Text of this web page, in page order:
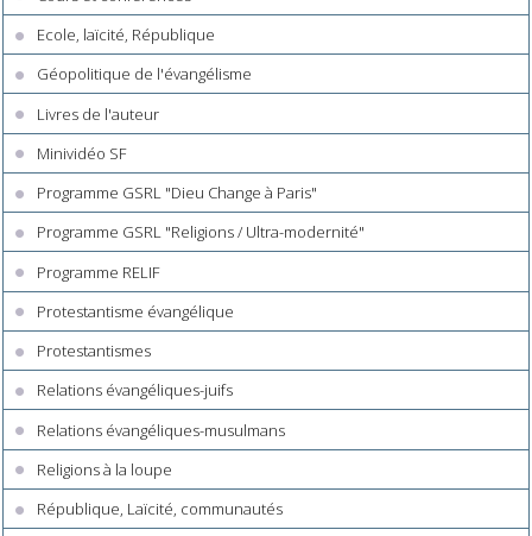
Ecole, laïcité, République
Géopolitique de l'évangélisme
Livres de l'auteur
Minividéo SF
Programme GSRL "Dieu Change à Paris"
Programme GSRL "Religions / Ultra-modernité"
Programme RELIF
Protestantisme évangélique
Protestantismes
Relations évangéliques-juifs
Relations évangéliques-musulmans
Religions à la loupe
République, Laïcité, communautés